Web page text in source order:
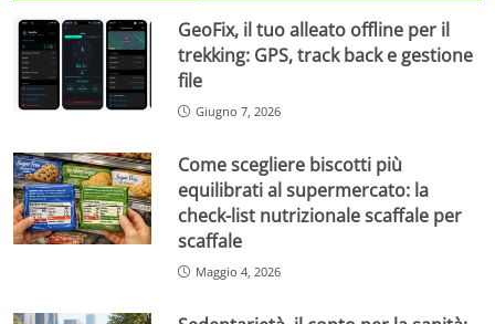
GeoFix, il tuo alleato offline per il
trekking: GPS, track back e gestione
file
Giugno 7, 2026
Come scegliere biscotti più
equilibrati al supermercato: la
check-list nutrizionale scaffale per
scaffale
Maggio 4, 2026